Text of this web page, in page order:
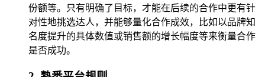
份额等。只有明确了目标，才能在后续的合作中更有针
对性地挑选达人，并能够量化合作成效，比如以品牌知
名度提升的具体数值或销售额的增长幅度等来衡量合作
是否成功。